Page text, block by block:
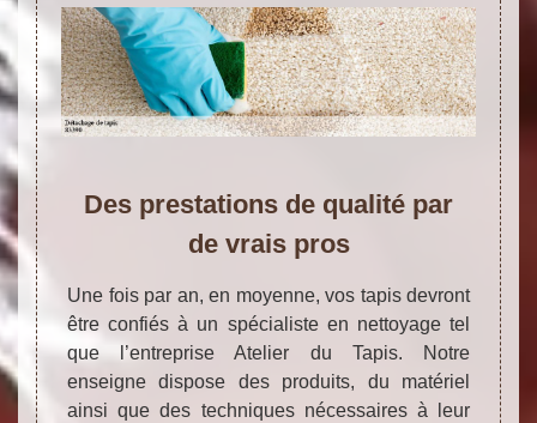
Des prestations de qualité par
de vrais pros
Une fois par an, en moyenne, vos tapis devront
être confiés à un spécialiste en nettoyage tel
que l’entreprise Atelier du Tapis. Notre
enseigne dispose des produits, du matériel
ainsi que des techniques nécessaires à leur